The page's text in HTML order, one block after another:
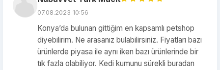
07.08.2023 10:56
Konya’da bulunan gittiğim en kapsamlı petshop
diyebilirim. Ne arasanız bulabilirsiniz. Fiyatları bazı
ürünlerde piyasa ile aynı iken bazı ürünlerinde bir
tık fazla olabiliyor. Kedi kumunu sürekli buradan